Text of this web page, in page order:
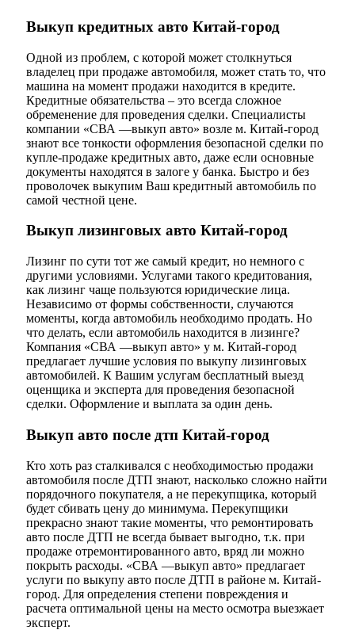
Выкуп кредитных авто Китай-город
Одной из проблем, с которой может столкнуться
владелец при продаже автомобиля, может стать то, что
машина на момент продажи находится в кредите.
Кредитные обязательства – это всегда сложное
обременение для проведения сделки. Специалисты
компании «СВА —выкуп авто» возле м. Китай-город
знают все тонкости оформления безопасной сделки по
купле-продаже кредитных авто, даже если основные
документы находятся в залоге у банка. Быстро и без
проволочек выкупим Ваш кредитный автомобиль по
самой честной цене.
Выкуп лизинговых авто Китай-город
Лизинг по сути тот же самый кредит, но немного с
другими условиями. Услугами такого кредитования,
как лизинг чаще пользуются юридические лица.
Независимо от формы собственности, случаются
моменты, когда автомобиль необходимо продать. Но
что делать, если автомобиль находится в лизинге?
Компания «СВА —выкуп авто» у м. Китай-город
предлагает лучшие условия по выкупу лизинговых
автомобилей. К Вашим услугам бесплатный выезд
оценщика и эксперта для проведения безопасной
сделки. Оформление и выплата за один день.
Выкуп авто после дтп Китай-город
Кто хоть раз сталкивался с необходимостью продажи
автомобиля после ДТП знают, насколько сложно найти
порядочного покупателя, а не перекупщика, который
будет сбивать цену до минимума. Перекупщики
прекрасно знают такие моменты, что ремонтировать
авто после ДТП не всегда бывает выгодно, т.к. при
продаже отремонтированного авто, вряд ли можно
покрыть расходы. «СВА —выкуп авто» предлагает
услуги по выкупу авто после ДТП в районе м. Китай-
город. Для определения степени повреждения и
расчета оптимальной цены на место осмотра выезжает
эксперт.